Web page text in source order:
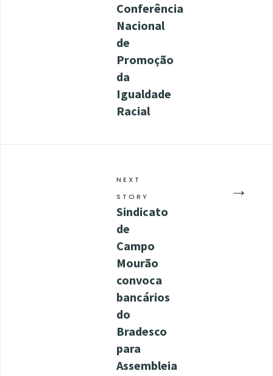
Conferência
Nacional
de
Promoção
da
Igualdade
Racial
→
NEXT
STORY
Sindicato
de
Campo
Mourão
convoca
bancários
do
Bradesco
para
Assembleia